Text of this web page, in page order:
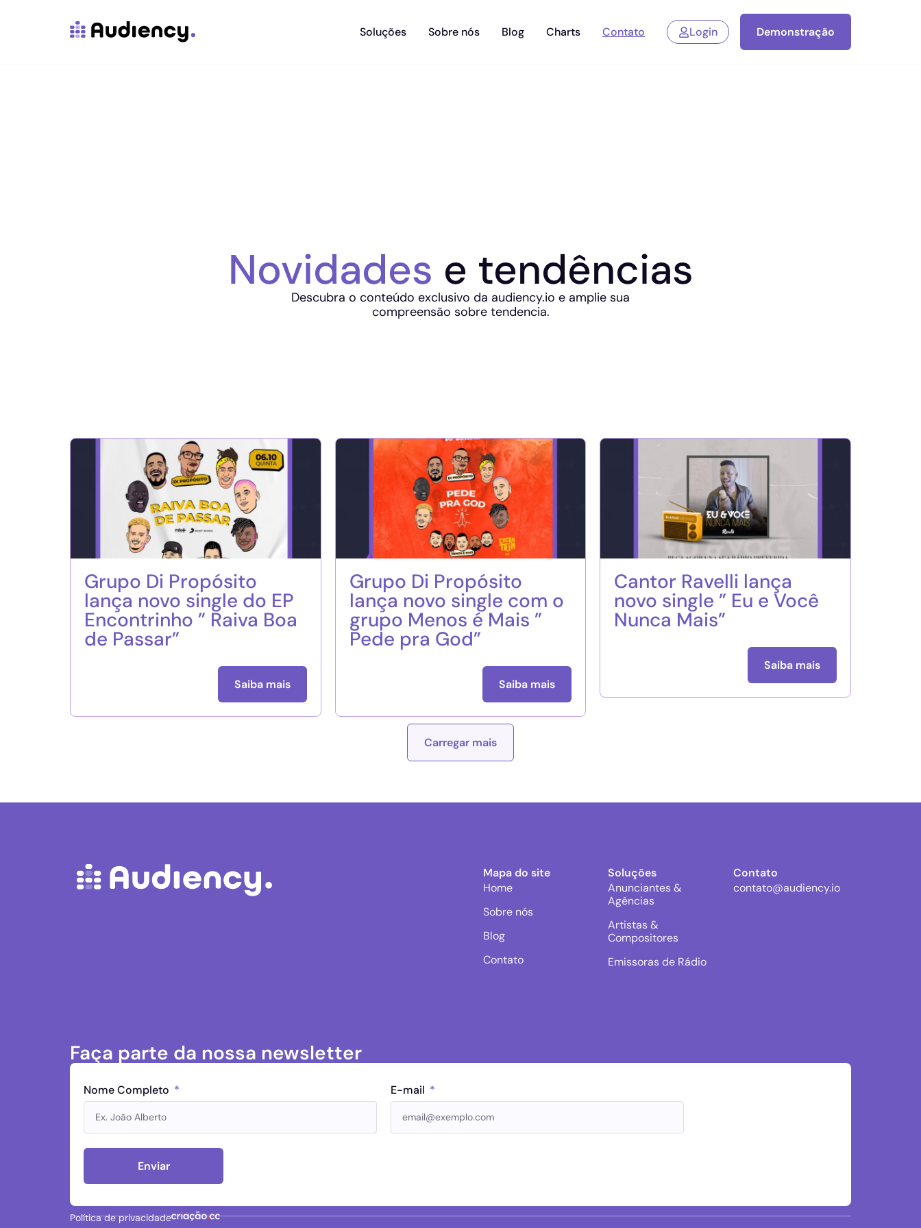
Soluções Sobre nós Blog Charts Contato Login Demonstração
Novidades e tendências
Descubra o conteúdo exclusivo da audiency.io e amplie sua
compreensão sobre tendencia.
Grupo Di Propósito
lança novo single do EP
Encontrinho ” Raiva Boa
de Passar”
Saiba mais
Grupo Di Propósito
lança novo single com o
grupo Menos é Mais ”
Pede pra God”
Saiba mais
Cantor Ravelli lança
novo single ” Eu e Você
Nunca Mais”
Saiba mais
Carregar mais
Mapa do site
Home
Sobre nós
Blog
Contato
Soluções
Anunciantes &
Agências
Artistas &
Compositores
Emissoras de Rádio
Contato
contato@audiency.io
Faça parte da nossa newsletter
Nome Completo E-mail
Enviar
Política de privacidade